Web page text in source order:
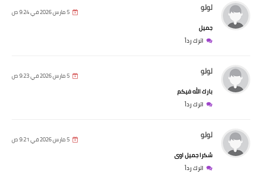
لولو 5 مارس 2026 في 9:24 ص
جميل
اترك رداً
لولو 5 مارس 2026 في 9:23 ص
بارك الله فيكم
اترك رداً
لولو 5 مارس 2026 في 9:21 ص
شكرا جميل اوى
اترك رداً